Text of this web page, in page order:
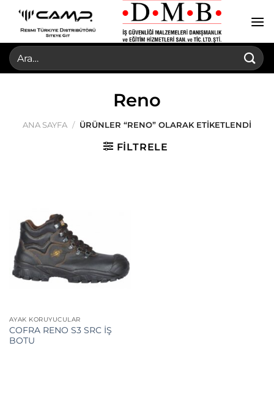
İçeriğe
Ara:
Reno
ANA SAYFA / ÜRÜNLER “RENO” OLARAK ETIKETLENDI
FILTRELE
AYAK KORUYUCULAR
COFRA RENO S3 SRC İŞ
BOTU